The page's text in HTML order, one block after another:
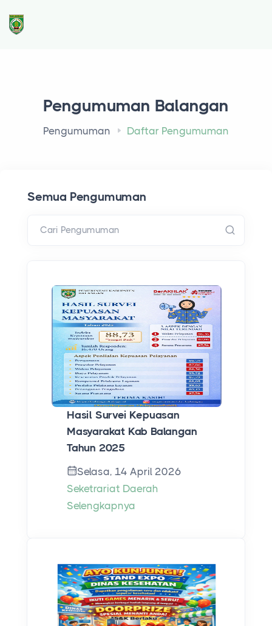
Pengumuman Balangan
Pengumuman Daftar Pengumuman
Semua Pengumuman
Cari Pengumuman
Hasil Survei Kepuasan
Masyarakat Kab Balangan
Tahun 2025
Selasa, 14 April 2026
Seketrariat Daerah
Selengkapnya